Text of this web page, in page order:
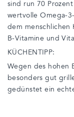
sind run 70
wertvolle Omega-
dem menschlichen
B-Vitamine und
KÜCHENTIPP:
Wegen des hohen
besonders gut
gedünstet ein